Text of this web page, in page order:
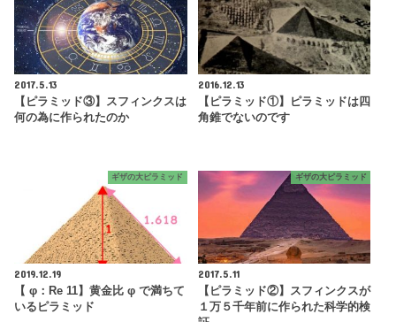
2017.5.13
【ピラミッド③】スフィンクスは
何の為に作られたのか
2016.12.13
【ピラミッド①】ピラミッドは四
角錐でないのです
ギザの大ピラミッド
2019.12.19
【 φ：Re 11】黄金比 φ で満ちて
いるピラミッド
ギザの大ピラミッド
2017.5.11
【ピラミッド②】スフィンクスが
１万５千年前に作られた科学的検